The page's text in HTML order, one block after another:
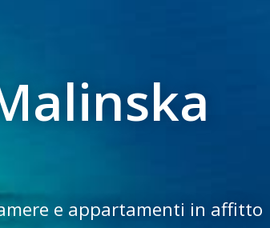
e appartamenti in affitto